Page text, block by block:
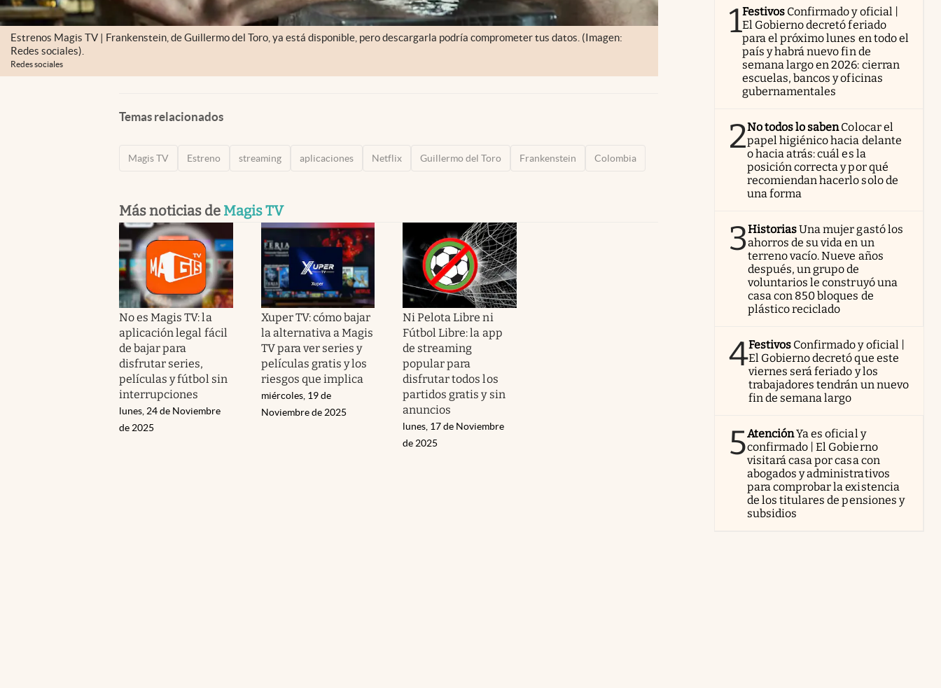
Estrenos Magis TV | Frankenstein, de Guillermo del Toro, ya está disponible, pero descargarla podría comprometer tus datos. (Imagen:
Redes sociales).
Redes sociales
Temas relacionados
Magis TV Estreno streaming aplicaciones Netflix Guillermo del Toro Frankenstein Colombia
Más noticias de Magis TV
No es Magis TV: la
aplicación legal fácil
de bajar para
disfrutar series,
películas y fútbol sin
interrupciones
lunes, 24 de Noviembre
de 2025
Xuper TV: cómo bajar
la alternativa a Magis
TV para ver series y
películas gratis y los
riesgos que implica
miércoles, 19 de
Noviembre de 2025
Ni Pelota Libre ni
Fútbol Libre: la app
de streaming
popular para
disfrutar todos los
partidos gratis y sin
anuncios
lunes, 17 de Noviembre
de 2025
1Festivos Confirmado y oficial |
El Gobierno decretó feriado
para el próximo lunes en todo el
país y habrá nuevo fin de
semana largo en 2026: cierran
escuelas, bancos y oficinas
gubernamentales
2No todos lo sabenColocar el
papel higiénico hacia delante
o hacia atrás: cuál es la
posición correcta y por qué
recomiendan hacerlo solo de
una forma
3HistoriasUna mujer gastó los
ahorros de su vida en un
terreno vacío. Nueve años
después, un grupo de
voluntarios le construyó una
casa con 850 bloques de
plástico reciclado
4Festivos Confirmado y oficial |
El Gobierno decretó que este
viernes será feriado y los
trabajadores tendrán un nuevo
fin de semana largo
5AtenciónYa es oficial y
confirmado | El Gobierno
visitará casa por casa con
abogados y administrativos
para comprobar la existencia
de los titulares de pensiones y
subsidios